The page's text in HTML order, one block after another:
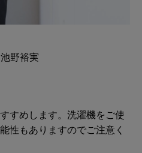
野裕実
すめします。洗濯機をご使
性もありますのでご注意く